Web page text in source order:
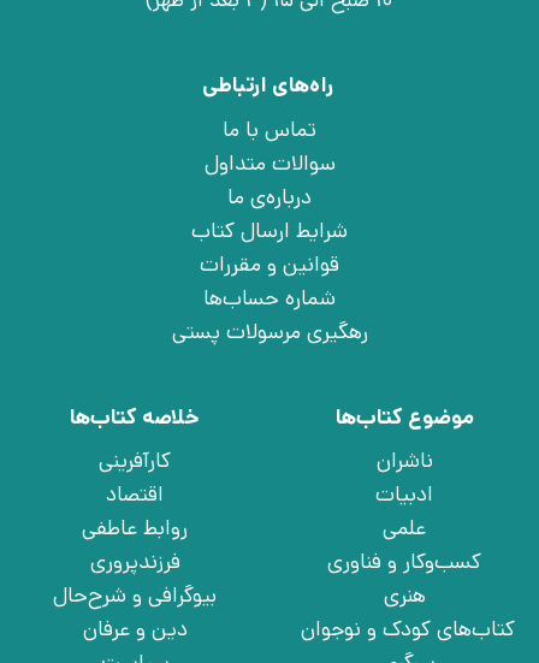
راه‌های ارتباطی
تماس با ما
سوالات متداول
درباره‌ی ما
شرایط ارسال کتاب
قوانین و مقررات
شماره حساب‌ها
رهگیری مرسولات پستی
موضوع کتاب‌ها
ناشران
ادبیات
علمی
کسب‌وکار و فناوری
هنری
کتاب‌های کودک و نوجوان
خلاصه کتاب‌ها
کارآفرینی
اقتصاد
روابط عاطفی
فرزندپروری
بیوگرافی و شرح‌حال
دین و عرفان